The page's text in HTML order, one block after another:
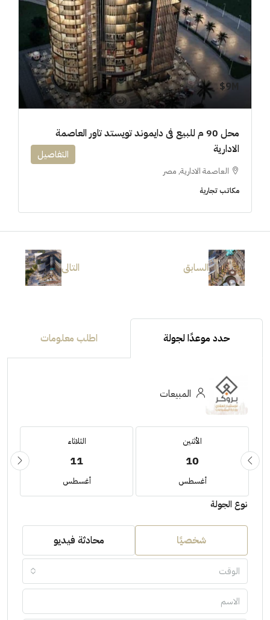
9M$
محل 90 م للبيع فى دايموند تويستد تاور العاصمة
الادارية
العاصمة الادارية, مصر
مكاتب تجارية
التفاصيل
السابق التالى
حدد موعدًا لجولة اطلب معلومات
المبيعات
الأثنين
10
أغسطس
الثلاثاء
11
أغسطس
نوع الجولة
شخصيًا محادثة فيديو
الوقت